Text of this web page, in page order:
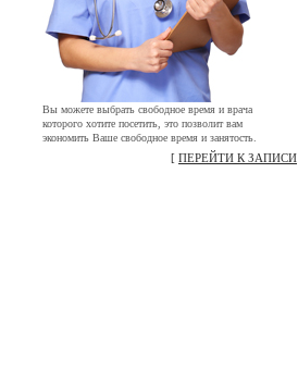
Вы можете выбрать свободное время и врача
которого хотите посетить, это позволит вам
экономить Ваше свободное время и занятость.
[ ПЕРЕЙТИ К ЗАПИСИ